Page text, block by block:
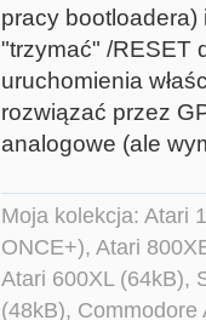
pracy bootloadera)
"trzymać" /RESET
uruchomienia
rozwiązać przez
analogowe (ale
Moja kolekcja: Atari
ONCE+), Atari
Atari 600XL (64kB),
(48kB),